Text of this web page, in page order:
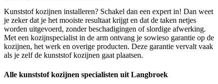
Kunststof kozijnen installeren? Schakel dan een expert in! Dan weet
je zeker dat je het mooiste resultaat krijgt en dat de taken netjes
worden uitgevoerd, zonder beschadigingen of slordige afwerking.
Met een kozijnspecialist in de arm ontvang je sowieso garantie op de
kozijnen, het werk en overige producten. Deze garantie vervalt vaak
als je zelf de kunststof kozijnen gaat plaatsen.
Alle kunststof kozijnen specialisten uit Langbroek